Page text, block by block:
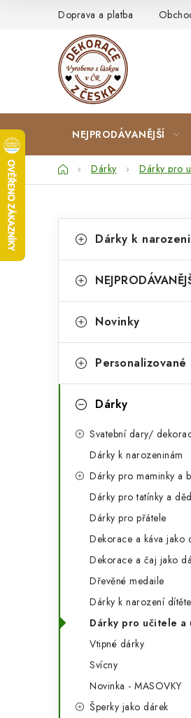
Doprava a platba
NEJPRODÁVANĚJŠÍ
DomůDárky Dárky pro
o
t
r
n
kategorie
a
e
o
i
Dárky k
Novinky
Personalizované
Dárky
Svatební dary/
Dárky k narozeninám
Dárky pro maminky a
Dárky pro tatínky a
Dárky pro přátele
Dekorace a káva jako
Dekorace a čaj jako
Dřevěné medaile
Dárky k narození dítěte
Dárky pro učitele a
Vtipné dárky
Svícny
Novinka - MASOVKY
Šperky jako dárek